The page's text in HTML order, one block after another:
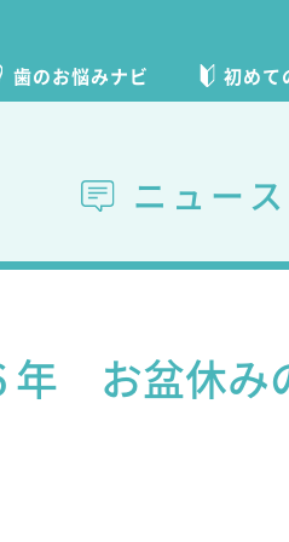
歯のお悩みナビ 初めて
ニュース
年 お盆休み